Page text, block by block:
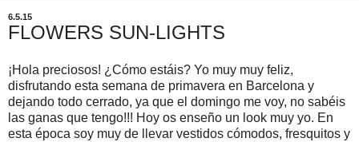
6.5.15
FLOWERS SUN-LIGHTS
¡Hola preciosos! ¿Cómo estáis? Yo muy muy feliz,
disfrutando esta semana de primavera en Barcelona y
dejando todo cerrado, ya que el domingo me voy, no sabéis
las ganas que tengo!!! Hoy os enseño un look muy yo. En
esta época soy muy de llevar vestidos cómodos, fresquitos y